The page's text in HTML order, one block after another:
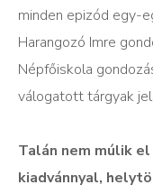
minden epizód egy-
Harangozó Imre
Népfőiskola
válogatott tárgyak
Talán nem múlik
kiadvánnyal,